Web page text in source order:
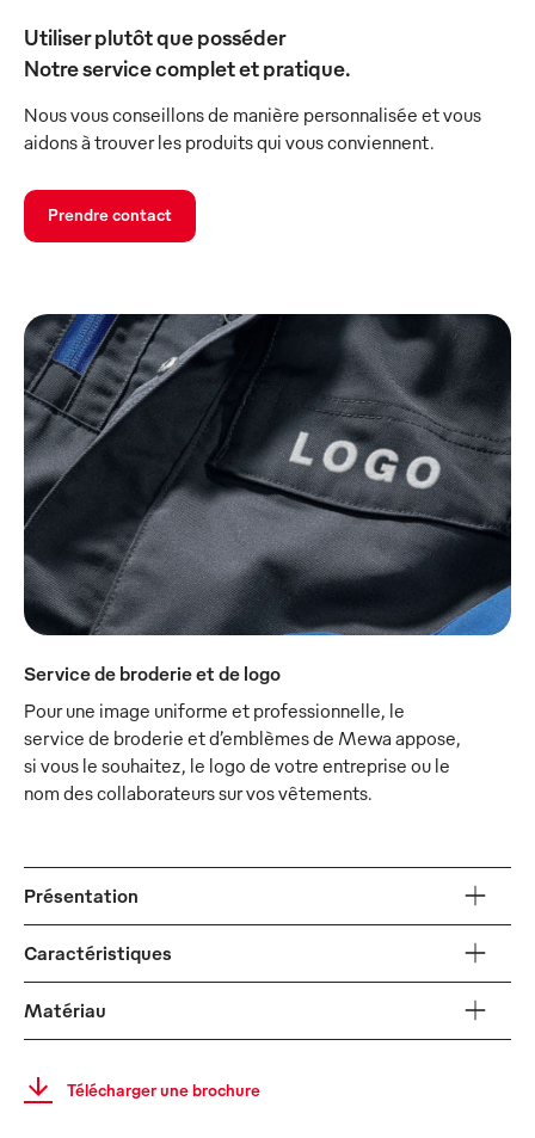
Utiliser plutôt que posséder
Notre service complet et pratique.
Nous vous conseillons de manière personnalisée et vous
aidons à trouver les produits qui vous conviennent.
Prendre contact
Service de broderie et de logo
Pour une image uniforme et professionnelle, le
service de broderie et d’emblèmes de Mewa appose,
si vous le souhaitez, le logo de votre entreprise ou le
nom des collaborateurs sur vos vêtements.
Présentation
Caractéristiques
Matériau
Télécharger une brochure